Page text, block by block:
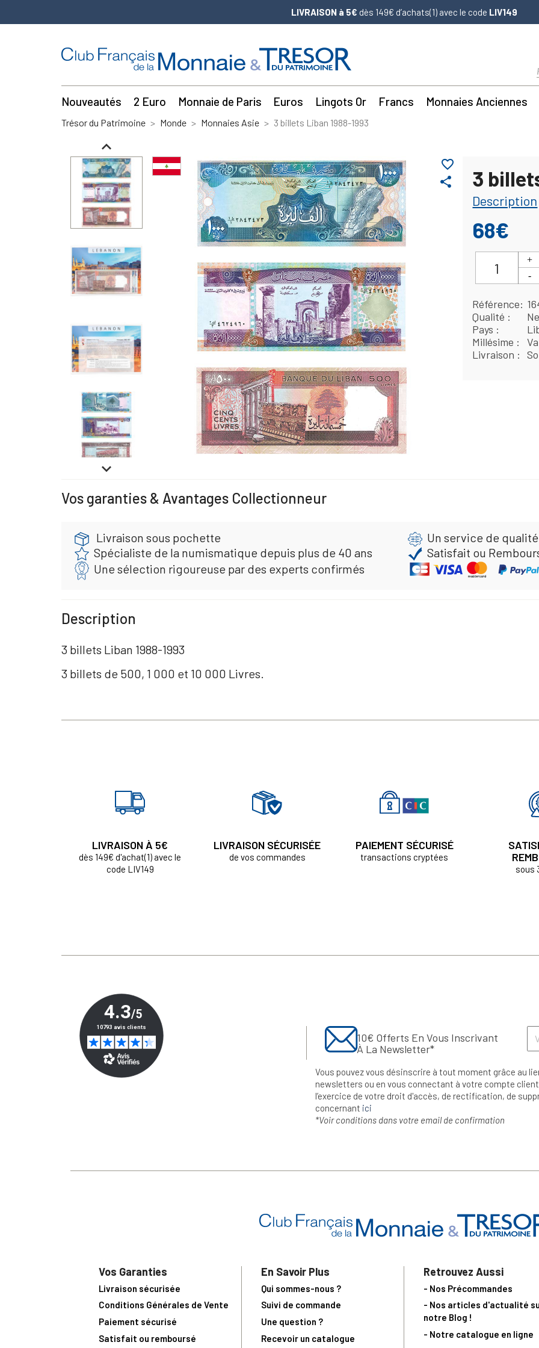
LIVRAISON à 5€ dès 149€ d’achats(1) avec le code LIV149
Nouveautés 2 Euro Monnaie de Paris Euros Lingots Or Francs Monnaies Anciennes
Trésor du Patrimoine Monde Monnaies Asie 3 billets Liban 1988-1993
share
favorite_border


3
Description
68€
Référence
Qualité
Pays
Millésime
Livraison
Vos garanties & Avantages Collectionneur
Livraison sous pochette
Un service de
Spécialiste de la numismatique depuis plus de 40 ans
Satisfait ou
Une sélection rigoureuse par des experts confirmés
Description
3 billets Liban 1988-1993
3 billets de 500, 1 000 et 10 000 Livres.
LIVRAISON À 5€
dès 149€ d'achat(1) avec le
code LIV149
LIVRAISON SÉCURISÉE
de vos commandes
PAIEMENT SÉCURISÉ
transactions cryptées
sous
10€ Offerts En Vous Inscrivant
À La Newsletter*
Vous pouvez vous désinscrire à tout moment grâce au
newsletters ou en vous connectant à votre compte
l’exercice de votre droit d'accès, de rectification, de
concernant ici
*Voir conditions dans votre email de confirmation
Vos Garanties
Livraison sécurisée
Conditions Générales de Vente
Paiement sécurisé
Satisfait ou remboursé
En Savoir Plus
Qui sommes-nous ?
Suivi de commande
Une question ?
Recevoir un catalogue
Retrouvez Aussi
- Nos Précommandes
- Nos articles d'actualité
notre Blog !
- Notre catalogue en ligne